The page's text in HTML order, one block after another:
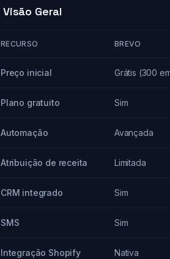
Visão Geral
RECURSO BREVO
Preço inicial Grátis (300
Plano gratuito Sim
Automação Avançada
Atribuição de receita Limitada
CRM integrado Sim
SMS Sim
Integração Shopify Nativa